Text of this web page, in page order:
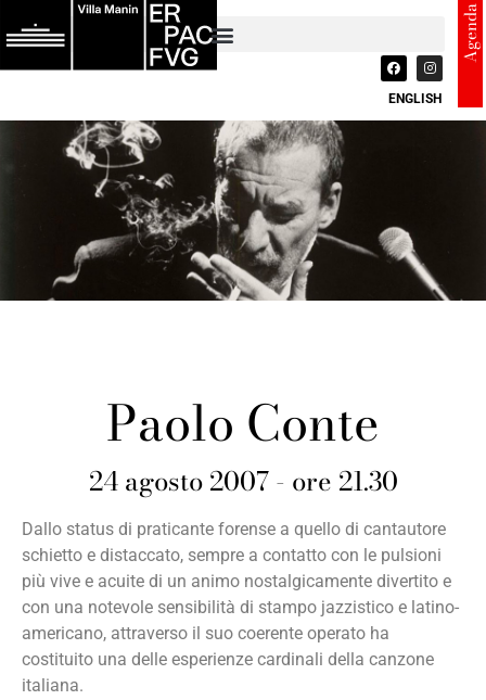
ENGLISH
Agenda
Paolo Conte
24 agosto 2007 - ore 21.30
Dallo status di praticante forense a quello di cantautore
schietto e distaccato, sempre a contatto con le pulsioni
più vive e acuite di un animo nostalgicamente divertito e
con una notevole sensibilità di stampo jazzistico e latino-
americano, attraverso il suo coerente operato ha
costituito una delle esperienze cardinali della canzone
italiana.